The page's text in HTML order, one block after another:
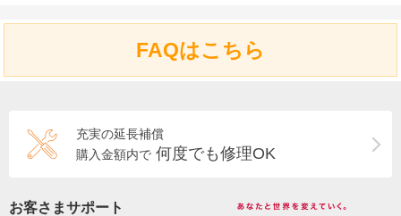
FAQはこちら
充実の延長補償
購入金額内で 何度でも修理OK
お客さまサポート